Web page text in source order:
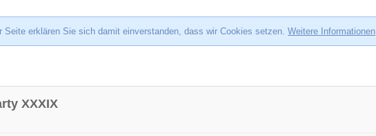
Seite erklären Sie sich damit einverstanden, dass wir Cookies setzen.Weitere Informationen
XXXIX